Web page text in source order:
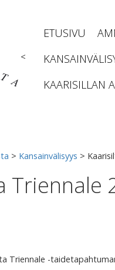
<
ETUSIVU
KAARISILLAN
> Kansainvälisyys >
Triennale
Triennale -